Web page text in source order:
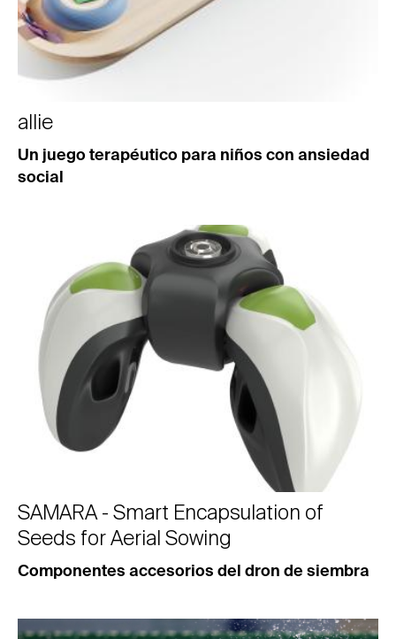
allie
Un juego terapéutico para niños con ansiedad
social
SAMARA - Smart Encapsulation of
Seeds for Aerial Sowing
Componentes accesorios del dron de siembra